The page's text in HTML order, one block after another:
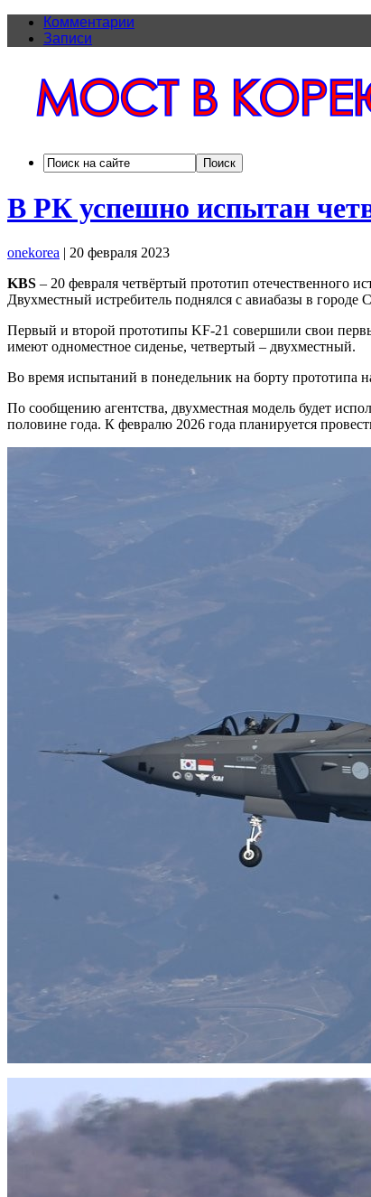
Комментарии
Записи
В РК успешно испытан
onekorea | 20 февраля 2023
KBS – 20 февраля четвёртый прототип отечественного
Двухместный истребитель поднялся с авиабазы в
Первый и второй прототипы KF-21 совершили свои
имеют одноместное сиденье, четвертый – двухместный.
Во время испытаний в понедельник на борту прототипа
По сообщению агентства, двухместная модель будет
половине года. К февралю 2026 года планируется